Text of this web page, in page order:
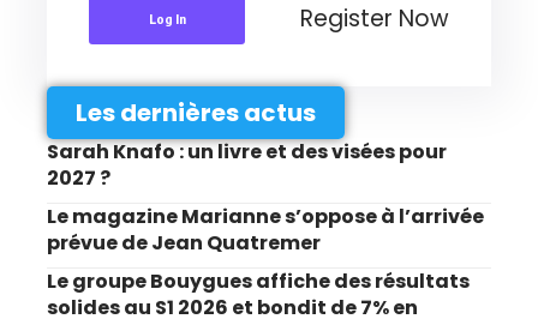
Log In Register Now
Les dernières actus
Sarah Knafo : un livre et des visées pour
2027 ?
Le magazine Marianne s’oppose à l’arrivée
prévue de Jean Quatremer
Le groupe Bouygues affiche des résultats
solides au S1 2026 et bondit de 7% en